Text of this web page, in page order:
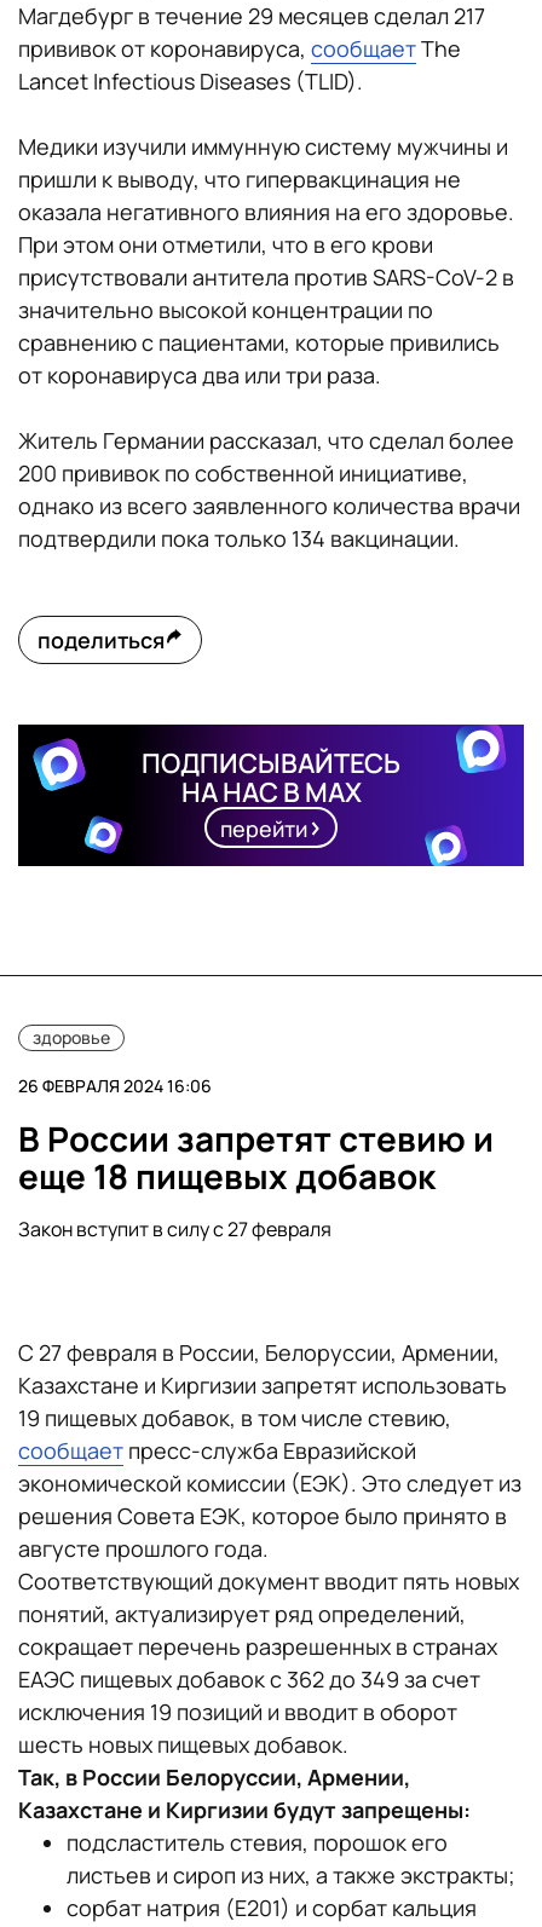
Магдебург в течение 29 месяцев сделал 217
прививок от коронавируса, сообщаетThe
Lancet Infectious Diseases (TLID).
Медики изучили иммунную систему мужчины и
пришли к выводу, что гипервакцинация не
оказала негативного влияния на его здоровье.
При этом они отметили, что в его крови
присутствовали антитела против SARS-CoV-2 в
значительно высокой концентрации по
сравнению с пациентами, которые привились
от коронавируса два или три раза.
Житель Германии рассказал, что сделал более
200 прививок по собственной инициативе,
однако из всего заявленного количества врачи
подтвердили пока только 134 вакцинации.
поделиться
ПОДПИСЫВАЙТЕСЬ
НА НАС В MAX
перейти
здоровье
26 ФЕВРАЛЯ 2024 16:06
В России запретят стевию и
еще 18 пищевых добавок
Закон вступит в силу с 27 февраля
С 27 февраля в России, Белоруссии, Армении,
Казахстане и Киргизии запретят использовать
19 пищевых добавок, в том числе стевию,
сообщает пресс-служба Евразийской
экономической комиссии (ЕЭК). Это следует из
решения Совета ЕЭК, которое было принято в
августе прошлого года.
Соответствующий документ вводит пять новых
понятий, актуализирует ряд определений,
сокращает перечень разрешенных в странах
ЕАЭС пищевых добавок с 362 до 349 за счет
исключения 19 позиций и вводит в оборот
шесть новых пищевых добавок.
Так, в России Белоруссии, Армении,
Казахстане и Киргизии будут запрещены:
подсластитель стевия, порошок его
листьев и сироп из них, а также экстракты;
сорбат натрия (Е201) и сорбат кальция